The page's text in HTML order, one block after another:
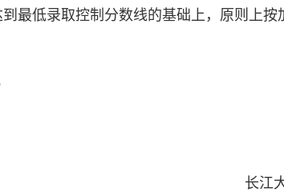
最低录取控制分数线的基础上，原则上按
长江大学继续